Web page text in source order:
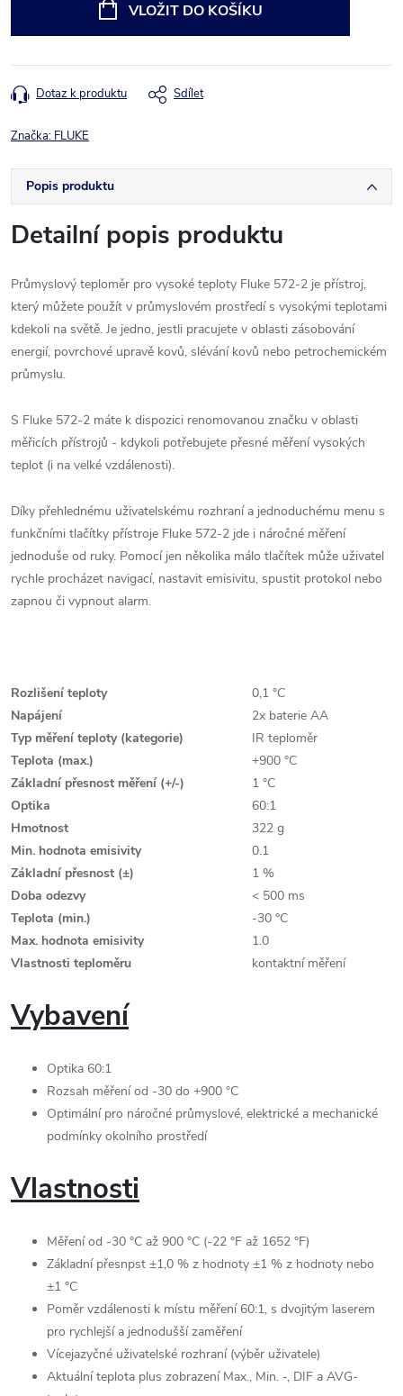
VLOŽIT DO KOŠÍKU
Dotaz k produktu Sdílet
Značka: FLUKE
Popis produktu
Detailní popis produktu
Průmyslový teploměr pro vysoké teploty Fluke 572-2 je přístroj,
který můžete použít v průmyslovém prostředí s vysokými teplotami
kdekoli na světě. Je jedno, jestli pracujete v oblasti zásobování
energií, povrchové upravě kovů, slévání kovů nebo petrochemickém
průmyslu.
S Fluke 572-2 máte k dispozici renomovanou značku v oblasti
měřicích přístrojů - kdykoli potřebujete přesné měření vysokých
teplot (i na velké vzdálenosti).
Díky přehlednému uživatelskému rozhraní a jednoduchému menu s
funkčními tlačítky přístroje Fluke 572-2 jde i náročné měření
jednoduše od ruky. Pomocí jen několika málo tlačítek může uživatel
rychle procházet navigací, nastavit emisivitu, spustit protokol nebo
zapnou či vypnout alarm.
Rozlišení teploty
0,1 °C
Napájení
2x baterie AA
Typ měření teploty (kategorie)
IR teploměr
Teplota (max.)
+900 °C
Základní přesnost měření (+/-)
1 °C
Optika
60:1
Hmotnost
322 g
Min. hodnota emisivity
0.1
Základní přesnost (±)
1 %
Doba odezvy
< 500 ms
Teplota (min.)
-30 °C
Max. hodnota emisivity
1.0
Vlastnosti teploměru
kontaktní měření
Vybavení
Optika 60:1
Rozsah měření od -30 do +900 °C
Optimální pro náročné průmyslové, elektrické a mechanické
podmínky okolního prostředí
Vlastnosti
Měření od -30 °C až 900 °C (-22 °F až 1652 °F)
Základní přesnpst ±1,0 % z hodnoty ±1 % z hodnoty nebo
±1 °C
Poměr vzdálenosti k místu měření 60:1, s dvojitým laserem
pro rychlejší a jednodušší zaměření
Vícejazyčné uživatelské rozhraní (výběr uživatele)
Aktuální teplota plus zobrazení Max., Min. -, DIF a AVG-